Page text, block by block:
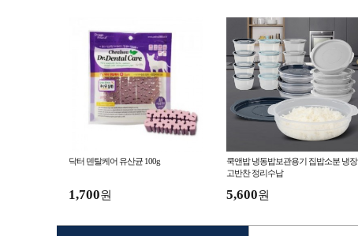
닥터 덴탈케어 유산균 100g
1,700원
쿡앤밥 냉동밥보관용기 집밥소분 냉장
고반찬 정리수납
5,600원